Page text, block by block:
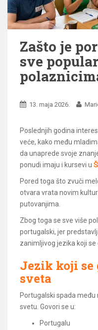
Zašto je
sve
13. maja 2026.
Poslednjih godina
veće, kako među
da unaprede svoje
ponudi imaju i kursevi u
Pored toga što zvuči
otvara vrata novim
putovanjima.
Zbog toga se sve više
portugalski, jer
zanimljivog jezika koji se
Jezik koji
sveta
Portugalski spada
svetu. Govori se u:
Portugalu